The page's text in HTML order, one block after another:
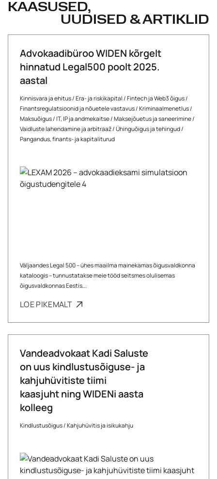
KAASUSED,
UUDISED & ARTIKLID
Advokaadibüroo WIDEN kõrgelt
hinnatud Legal500 poolt 2025.
aastal
Kinnisvara ja ehitus/Era- ja riskikapital/Fintech ja Web3 õigus/
Finantsregulatsioonid ja nõuetele vastavus/Kriminaalmenetlus/
Maksuõigus/ IT, IP ja andmekaitse/Maksejõuetus ja saneerimine/
Vaidluste lahendamine ja arbitraaž/Ühinguõigus ja tehingud/
Pangandus, finants- ja kapitaliturud
Väljaandes Legal 500 – ühes maailma mainekamas õigusvaldkonna
kataloogis – tunnustatakse meie tööd seitsmes olulisemas
õigusvaldkonnas Eestis...
LOE PIKEMALT
Vandeadvokaat Kadi Saluste
on uus kindlustusõiguse- ja
kahjuhüvitiste tiimi
kaasjuht ning WIDENi aasta
kolleeg
Kindlustusõigus/Kahjuhüvitis ja isikukahju